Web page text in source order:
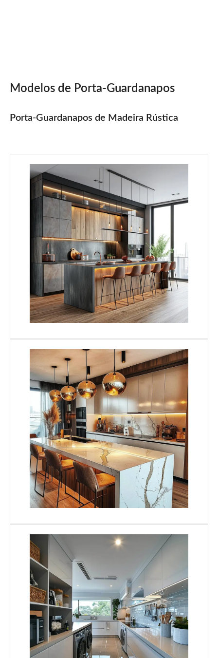
Modelos de Porta-Guardanapos
Porta-Guardanapos de Madeira Rústica